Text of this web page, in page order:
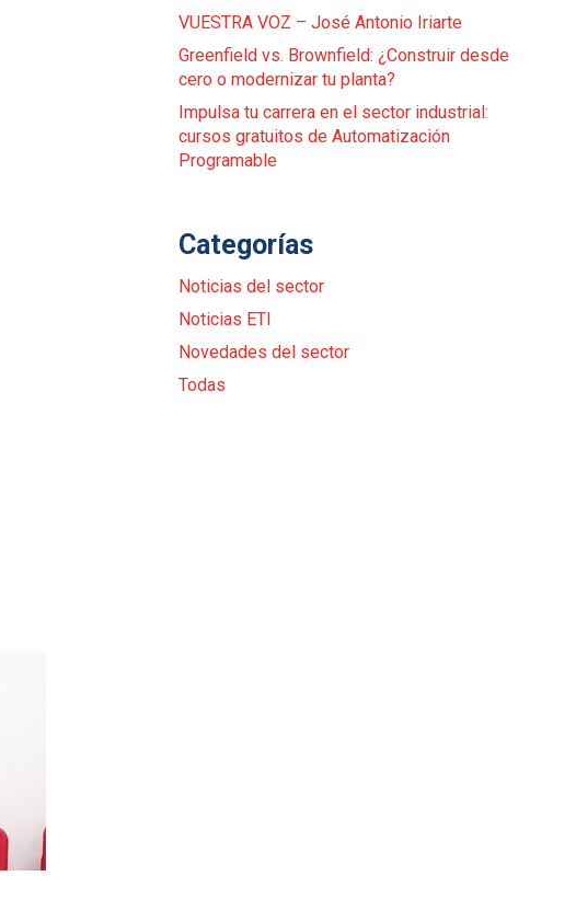
VUESTRA VOZ – José Antonio Iriarte
Greenfield vs. Brownfield: ¿Construir desde
cero o modernizar tu planta?
Impulsa tu carrera en el sector industrial:
cursos gratuitos de Automatización
Programable
Categorías
Noticias del sector
Noticias ETI
Novedades del sector
Todas